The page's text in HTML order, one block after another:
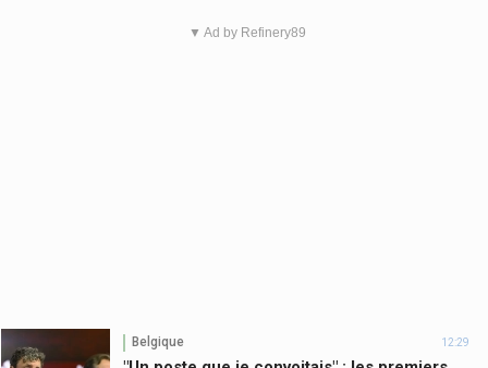
▼ Ad by Refinery89
Belgique 12:29